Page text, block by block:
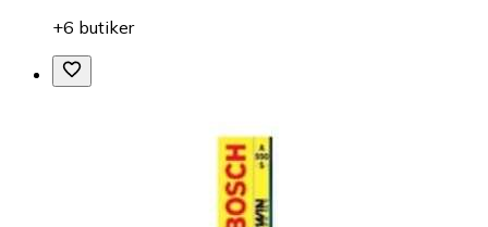
+6 butiker